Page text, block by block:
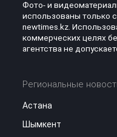
Фото- и
использованы только
newtimes.kz.
коммерческих целях
агентства не
Региональные
Астана
Шымкент